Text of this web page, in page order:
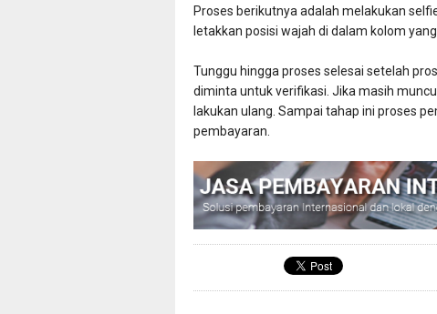
Proses berikutnya adalah melakukan
letakkan posisi wajah di dalam kolom
Tunggu hingga proses selesai setelah
diminta untuk verifikasi. Jika masih
lakukan ulang. Sampai tahap ini proses
pembayaran.